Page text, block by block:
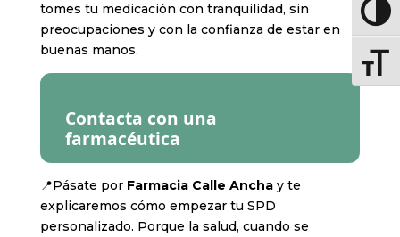
tomes tu medicación con tranquilidad, sin
preocupaciones y con la confianza de estar en
buenas manos.
Contacta con una
farmacéutica
📍Pásate por Farmacia Calle Ancha y te
explicaremos cómo empezar tu SPD
personalizado. Porque la salud, cuando se